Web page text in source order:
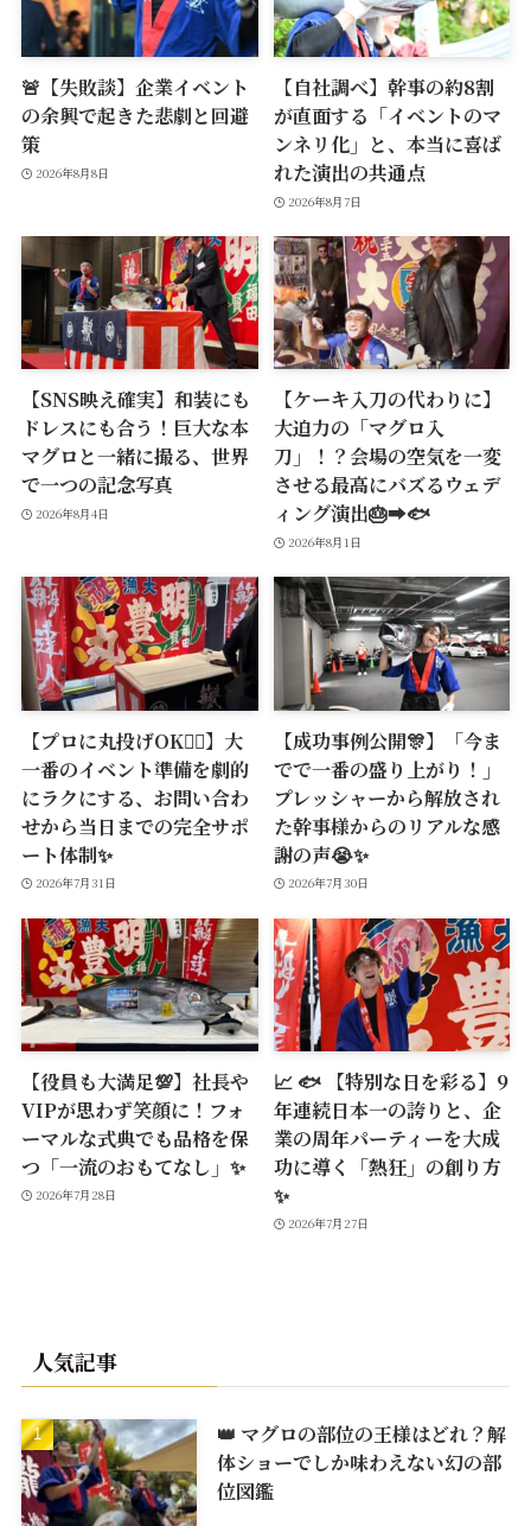
🚨【失敗談】企業イベント
の余興で起きた悲劇と回避
策
2026年8月8日
【自社調べ】幹事の約8割
が直面する「イベントのマ
ンネリ化」と、本当に喜ば
れた演出の共通点
2026年8月7日
【SNS映え確実】和装にも
ドレスにも合う！巨大な本
マグロと一緒に撮る、世界
で一つの記念写真
2026年8月4日
【ケーキ入刀の代わりに】
大迫力の「マグロ入
刀」！？会場の空気を一変
させる最高にバズるウェデ
ィング演出🎂➡️🐟
2026年8月1日
【プロに丸投げOK🙆‍♂️】大
一番のイベント準備を劇的
にラクにする、お問い合わ
せから当日までの完全サポ
ート体制✨
2026年7月31日
【成功事例公開🎊】「今ま
でで一番の盛り上がり！」
プレッシャーから解放され
た幹事様からのリアルな感
謝の声😭✨
2026年7月30日
【役員も大満足💯】社長や
VIPが思わず笑顔に！フォ
ーマルな式典でも品格を保
つ「一流のおもてなし」✨
2026年7月28日
📈 🐟 【特別な日を彩る】9
年連続日本一の誇りと、企
業の周年パーティーを大成
功に導く「熱狂」の創り方
✨
2026年7月27日
人気記事
👑 マグロの部位の王様はどれ？解
体ショーでしか味わえない幻の部
位図鑑